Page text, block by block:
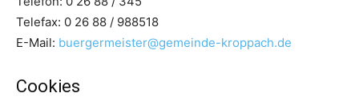
Telefax: 0 26 88 / 988518
E-Mail: buergermeister@gemeinde-kroppach.de
Cookies